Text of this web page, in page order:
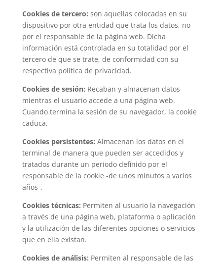
Cookies de tercero: son aquellas colocadas en su
dispositivo por otra entidad que trata los datos, no
por el responsable de la página web. Dicha
información está controlada en su totalidad por el
tercero de que se trate, de conformidad con su
respectiva política de privacidad.
Cookies de sesión: Recaban y almacenan datos
mientras el usuario accede a una página web.
Cuando termina la sesión de su navegador, la cookie
caduca.
Cookies persistentes: Almacenan los datos en el
terminal de manera que pueden ser accedidos y
tratados durante un periodo definido por el
responsable de la cookie -de unos minutos a varios
años-.
Cookies técnicas: Permiten al usuario la navegación
a través de una página web, plataforma o aplicación
y la utilización de las diferentes opciones o servicios
que en ella existan.
Cookies de análisis: Permiten al responsable de las